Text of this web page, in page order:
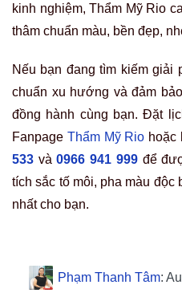
kinh nghiệm, Thẩm Mỹ Rio
thâm chuẩn màu, bền đẹp,
Nếu bạn đang tìm kiếm giải
chuẩn xu hướng và đảm
đồng hành cùng bạn. Đặt
Fanpage Thẩm Mỹ Rio hoặc
533 và0966 941 999để
tích sắc tố môi, pha màu
nhất cho bạn.
Phạm Thanh Tâm: